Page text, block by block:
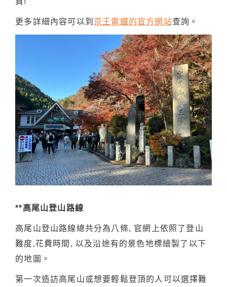
更多詳細內容可以到 京王電鐵的官方網站查詢。
**高尾山登山路線
高尾山登山路線總共分為八條, 官網上依照了登山
難度,花費時間, 以及沿途有的景色地標繪製了以下
的地圖。
第一次造訪高尾山或想要輕鬆登頂的人可以選擇難